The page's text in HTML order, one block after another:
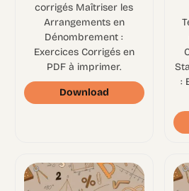
corrigés Maîtriser les
Arrangements en
Dénombrement :
Exercices Corrigés en
PDF à imprimer.
Download
: